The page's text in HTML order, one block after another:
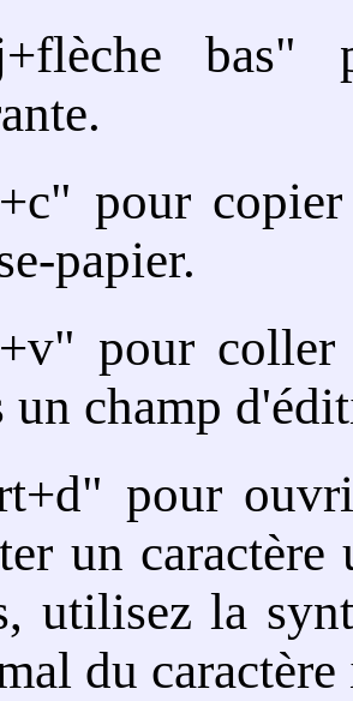
bas"
pour
papier.
pour coller
un champ
pour
un
utilisez la
du caractère